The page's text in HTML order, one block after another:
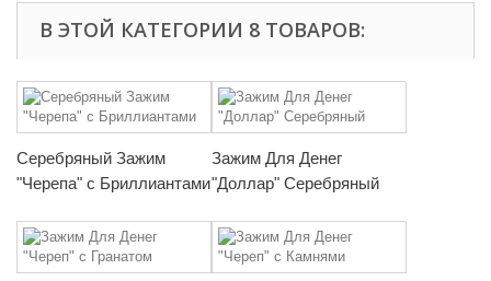
В ЭТОЙ КАТЕГОРИИ 8 ТОВАРОВ:
Серебряный Зажим
"Черепа" с Бриллиантами
Зажим Для Денег
"Доллар" Серебряный